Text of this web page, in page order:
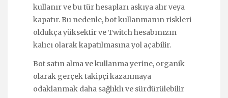
kullanır ve bu tür hesapları askıya alır veya
kapatır. Bu nedenle, bot kullanmanın riskleri
oldukça yüksektir ve Twitch hesabınızın
kalıcı olarak kapatılmasına yol açabilir.
Bot satın alma ve kullanma yerine, organik
olarak gerçek takipçi kazanmaya
odaklanmak daha sağlıklı ve sürdürülebilir